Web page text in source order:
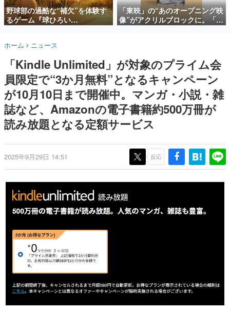
SNS拡散数が数千以上！ ページビュー数万以上！ などな
ど。多くの人々に読まれた、電ファミ渾身の“殿堂入り”記
事をまとめました。
名作ゲームクリエイターの方々に製作時のエピソードをお
きます。
赫本
この物語を解いてはいけない。『赫本』は、〈試験問題〉
の形をした短編ホラー小説集です。
新世代に訊く
これからのデジタルゲーム市場を担う若きクリエイター達
ゲーム世代の作家たち
ゲームに多大な影響を受けた作家さんに取材し、ゲームが
日本モバイルゲーム産業史
日本のモバイルゲーム史における主要なトピック・タイト
解説を掲載。約20年の歴史が一望できる決定版！
『うつヌケ』『ペンと箸』等で知られるマンガ家・田中圭
一先生によるゲーム業界レポートマンガです。
なんでゲームは面白い？
ゲーム開発者・hamatsu氏がゲームの魅力を画面や操作の
野球部の過酷な“補欠”を体験す
るゲーム『球ひろい
Simulator』が「1件」のウィッ
対応しSNSで話題に。『キング
プロ野球選手から称賛の声
「東映」の“あのオープニング映
像”がアクリルブロックに。「東
映ヒストリカル グッズコレクシ
ホーム ニュース
「Kindle Unlimited」が対象のプライム会
員限定で“3か月無料”となるキャンペーン
が10月10日まで開催中。マンガ・小説・雑
誌など、Amazonの電子書籍約500万冊が
読み放題となる定額サービス
2025年9月29日 14:51 反応